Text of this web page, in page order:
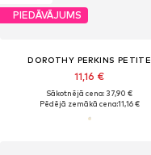
PIEDĀVĀJUMS
DOROTHY PERKINS PETITE
11,16 €
Sākotnējā cena: 37,90 €
Pēdējā zemākā cena:11,16 €